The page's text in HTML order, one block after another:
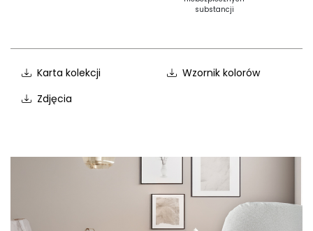
substancji
Karta kolekcji
Wzornik kolorów
Zdjęcia